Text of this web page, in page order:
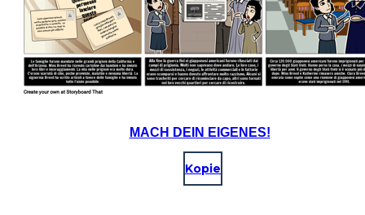
MACH DEIN EIGENES!
Kopie